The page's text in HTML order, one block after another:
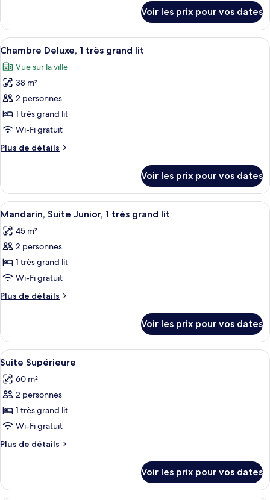
Chambre
Supérieure,
1
très
grand
lit
le
type
de
Chambre
Supérieure,
très
grand
lit
Voir les prix pour vos dates
Afficher
toutes
les
photos
pour
ce
type
chambre :
très
grand
lit
Une chambre d’hôtel avec un
5
Chambre Deluxe, 1 très grand lit
Vue sur la ville
38 m²
2 personnes
1 très grand lit
Wi-Fi gratuit
Plus de détails
Plus
le
type
de
Chambre
Deluxe,
très
grand
Voir les prix pour vos dates
Afficher
toutes
les
photos
pour
ce
type
de
Mandarin,
Suite
Junior,
1
très
grand
lit
Mandarin, Suite Junior, 1 très grand lit
12
Mandarin, Suite Junior, 1 très grand lit
45 m²
2 personnes
1 très grand lit
Wi-Fi gratuit
Plus de détails
Plus
le
type
de
Mandarin,
Suite
très
lit
Voir les prix pour vos dates
Afficher
toutes
les
photos
pour
ce
type
de
Suite
Supérieure
Une chambre d’hôtel moderne
5
Suite Supérieure
60 m²
2 personnes
1 très grand lit
Wi-Fi gratuit
Plus de détails
Plus
le
type
Voir les prix pour vos dates